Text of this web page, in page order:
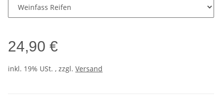
24,90 €
inkl. 19% USt. , zzgl. Versand